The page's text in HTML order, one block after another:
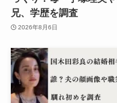
兄、学歴を調査
2026年8月6日